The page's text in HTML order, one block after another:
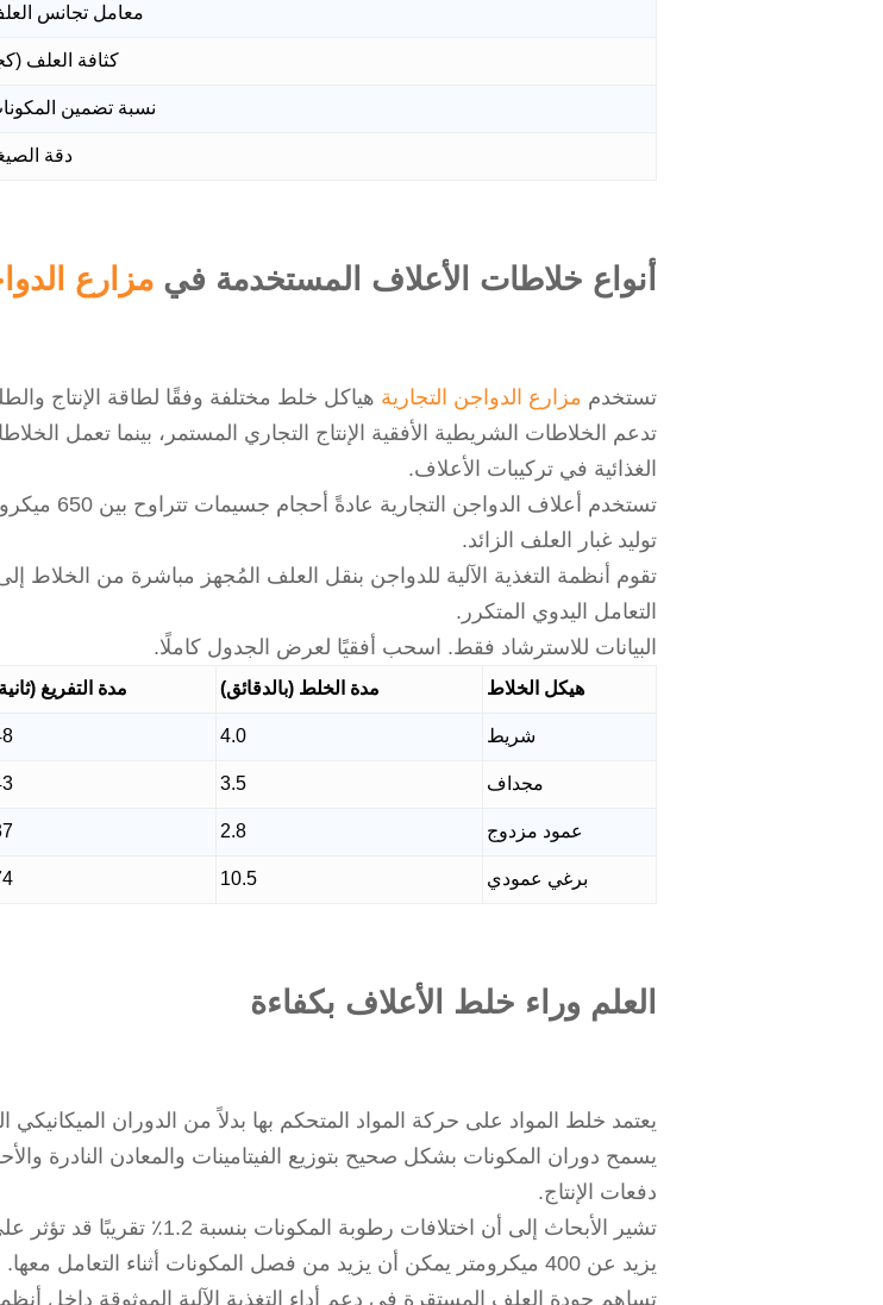
معامل تجانس
كثافة العلف
نسبة تضمين
دقة
أنواع خلاطات الأعلاف المستخدمة في مزارع
تستخدم مزارع الدواجن التجارية هياكل خلط مختلفة وفقًا لطاقة الإنتاج
تدعم الخلاطات الشريطية الأفقية الإنتاج التجاري المستمر، بينما تعمل
الغذائية في تركيبات الأعلاف.
توليد غبار العلف الزائد.
تقوم أنظمة التغذية الآلية للدواجن بنقل العلف المُجهز مباشرة من الخلاط
التعامل اليدوي المتكرر.
البيانات للاسترشاد فقط. اسحب أفقيًا لعرض الجدول كاملًا.
هيكل الخلاط مدة الخلط (بالدقائق) مدة التفريغ
شريط 4.0
مجداف 3.5
عمود مزدوج 2.8
برغي عمودي 10.5
العلم وراء خلط الأعلاف بكفاءة
يعتمد خلط المواد على حركة المواد المتحكم بها بدلاً من الدوران الميكانيكي
يسمح دوران المكونات بشكل صحيح بتوزيع الفيتامينات والمعادن النادرة
دفعات الإنتاج.
تشير الأبحاث إلى أن اختلافات
يزيد عن 400 ميكرومتر يمكن أن يزيد من فصل المكونات أثناء التعامل معها.
تساهم جودة العلف المستقرة في دعم أداء التغذية الآلية الموثوقة داخل